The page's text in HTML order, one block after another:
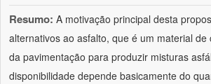
Resumo: A motivação principal desta
alternativos ao asfalto, que é um material
da pavimentação para produzir misturas
disponibilidade depende basicamente do